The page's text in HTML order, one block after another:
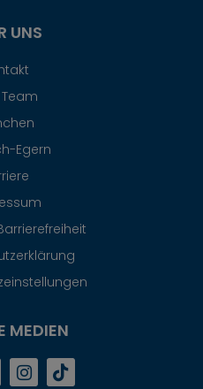
UNS
Egern
MEDIEN